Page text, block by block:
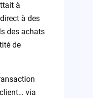
à
à des
des achats
de
via